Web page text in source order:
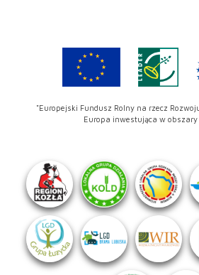
"Europejski Fundusz Rolny na rzecz
Europa inwestująca w obszary